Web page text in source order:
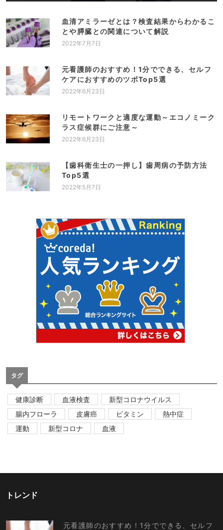
血清アミラーゼとは？検査結果からわかるこ
とや膵臓との関連について解説
2022年7月7日
元看護師のおすすめ！1分でできる、セルフ
ケアにおすすめのツボTop5選
2022年6月23日
リモートワークと適度な運動～エコノミーク
ラス症候群にご注意～
2022年6月23日
【歯科衛生士の一押し】歯周病の予防方法
Top5選
2022年5月7日
タグ
健康診断 血液検査
新型コロナウイルス
腸内フローラ
皮膚癌 ビタミン
熱中症
運動
新型コロナ 血液
トレンド
元看護師のおすすめ！1分でできる、セルフ